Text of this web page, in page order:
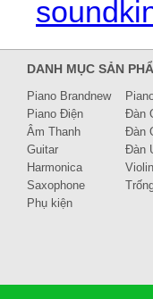
DANH MỤC SẢN
Piano Brandnew
Piano Điện
Đàn
Âm Thanh
Đàn
Guitar
Đàn
Harmonica
Violin
Saxophone
Phụ kiện